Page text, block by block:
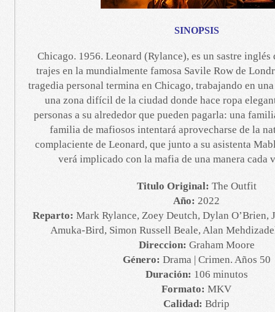
SINOPSIS
Chicago. 1956. Leonard (Rylance), es un sastre
trajes en la mundialmente famosa Savile Row de
tragedia personal termina en Chicago, trabajando en
una zona difícil de la ciudad donde hace ropa
personas a su alrededor que pueden pagarla: una
familia de mafiosos intentará aprovecharse de la
complaciente de Leonard, que junto a su asistenta
verá implicado con la mafia de una manera cada
Titulo Original: The Outfit
Año: 2022
Reparto: Mark Rylance, Zoey Deutch, Dylan
Amuka-Bird, Simon Russell Beale, Alan
Direccion: Graham Moore
Género: Drama | Crimen. Años 50
Duración: 106 minutos
Formato: MKV
Calidad: Bdrip